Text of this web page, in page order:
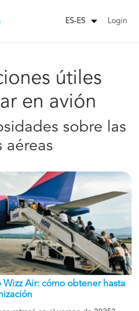
ES-ES Login
útiles
en avión
sobre las
aéreas
Wizz Air: cómo obtener hasta